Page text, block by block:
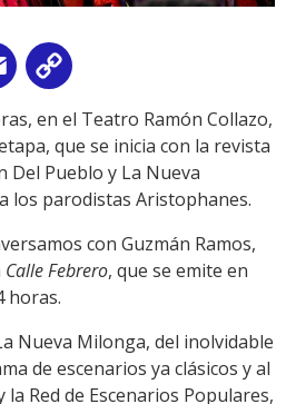
Email
Link
en el Teatro Ramón Collazo,
que se inicia con la revista
Del Pueblo y La Nueva
los parodistas Aristophanes.
con Guzmán Ramos,
Calle Febrero, que se emite en
horas.
Nueva Milonga, del inolvidable
de escenarios ya clásicos y al
Red de Escenarios Populares,